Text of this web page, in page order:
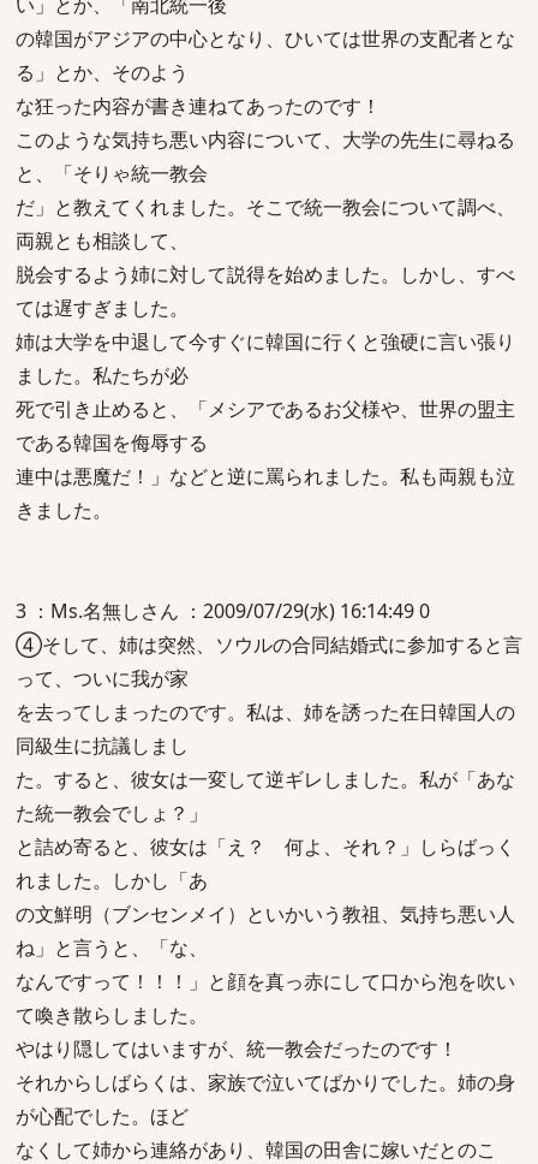
の韓国がアジアの中心となり、ひいては世界の支配者とな
る」とか、そのよう
な狂った内容が書き連ねてあったのです！
このような気持ち悪い内容について、大学の先生に尋ねる
と、「そりゃ統一教会
だ」と教えてくれました。そこで統一教会について調べ、
両親とも相談して、
脱会するよう姉に対して説得を始めました。しかし、すべ
ては遅すぎました。
姉は大学を中退して今すぐに韓国に行くと強硬に言い張り
ました。私たちが必
死で引き止めると、「メシアであるお父様や、世界の盟主
である韓国を侮辱する
連中は悪魔だ！」などと逆に罵られました。私も両親も泣
きました。
3 ：Ms.名無しさん ：2009/07/29(水) 16:14:49 0
④そして、姉は突然、ソウルの合同結婚式に参加すると言
って、ついに我が家
を去ってしまったのです。私は、姉を誘った在日韓国人の
同級生に抗議しまし
た。すると、彼女は一変して逆ギレしました。私が「あな
た統一教会でしょ？」
と詰め寄ると、彼女は「え？ 何よ、それ？」しらばっく
れました。しかし「あ
の文鮮明（ブンセンメイ）といかいう教祖、気持ち悪い人
ね」と言うと、「な、
なんですって！！！」と顔を真っ赤にして口から泡を吹い
て喚き散らしました。
やはり隠してはいますが、統一教会だったのです！
それからしばらくは、家族で泣いてばかりでした。姉の身
が心配でした。ほど
なくして姉から連絡があり、韓国の田舎に嫁いだとのこ